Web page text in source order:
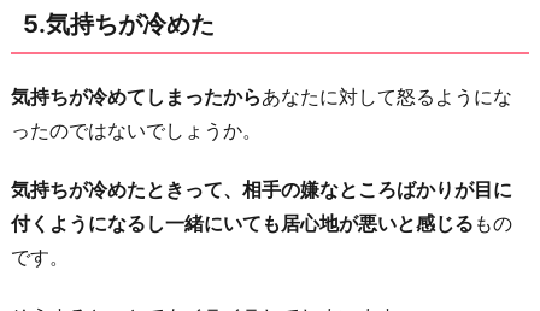
5.気持ちが冷めた
気持ちが冷めてしまったからあなたに対して怒るようにな
ったのではないでしょうか。
気持ちが冷めたときって、相手の嫌なところばかりが目に
付くようになるし一緒にいても居心地が悪いと感じる もの
です。